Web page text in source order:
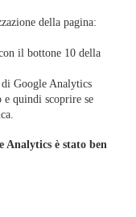
della pagina:
il bottone 10 della
di Google Analytics
quindi scoprire se
Analytics è stato ben